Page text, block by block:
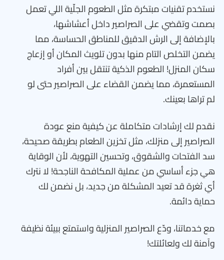
نستخدم تقنيات مبتكرة مثل الطعوم الجلّية اللي تعمل
بصمت وتقضي على الصراصير داخل أعشاشها،
بالإضافة إلى الرش الدقيق للمناطق الحساسة، مما
يضمن التخلص التام منها بدون تلويث المكان أو إزعاج
سكان المنزل! الطعوم الذكية تنتقل بين أفراد
المستعمرة، مما يضمن القضاء على الصراصير حتى لو
لم تراها بعينك.
نقدم لك إرشادات متكاملة عن كيفية منع عودة
الصراصير إلى منزلك، مثل تخزين الطعام بطريقة صحيحة،
سد الفتحات والشقوق، وتحسين التهوية، لأن الوقاية
هي جزء أساسي من عملية المكافحة الناجحة! لا نترك
أي ثغرة قد تعيد المشكلة من جديد، بل نضمن لك
حماية دائمة.
مع خدماتنا، ودّع الصراصير المنزلية واستمتع ببيئة نظيفة
وآمنة لك ولعائلتك!